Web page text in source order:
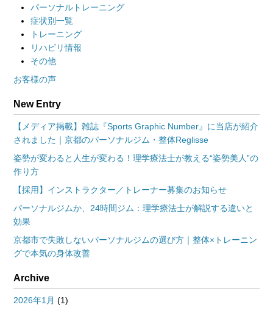
パーソナルトレーニング
症状別一覧
トレーニング
リハビリ情報
その他
お客様の声
New Entry
【メディア掲載】雑誌『Sports Graphic Number』に当店が紹介
されました｜京都のパーソナルジム・整体Reglisse
姿勢が変わると人生が変わる！理学療法士が教える“姿勢美人”の
作り方
【採用】インストラクター／トレーナー募集のお知らせ
パーソナルジムか、24時間ジム：理学療法士が解説する違いと
効果
京都市で失敗しないパーソナルジムの選び方｜整体×トレーニン
グで本気の身体改善
Archive
2026年1月 (1)